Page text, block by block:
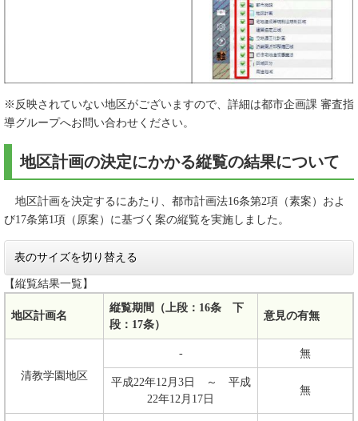
※反映されていない地区がございますので、詳細は都市企画課 審査指
導グループへお問い合わせください。
地区計画の決定にかかる縦覧の結果について
地区計画を決定するにあたり、都市計画法16条第2項（素案）およ
び17条第1項（原案）に基づく案の縦覧を実施しました。
表のサイズを切り替える
【縦覧結果一覧】
地区計画名
縦覧期間（上段：16条 下
段：17条）
意見の有無
清教学園地区
- 無
平成22年12月3日 ～ 平成
22年12月17日
無